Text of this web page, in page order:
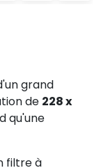
grand
de 228 x
qu'une
filtre à